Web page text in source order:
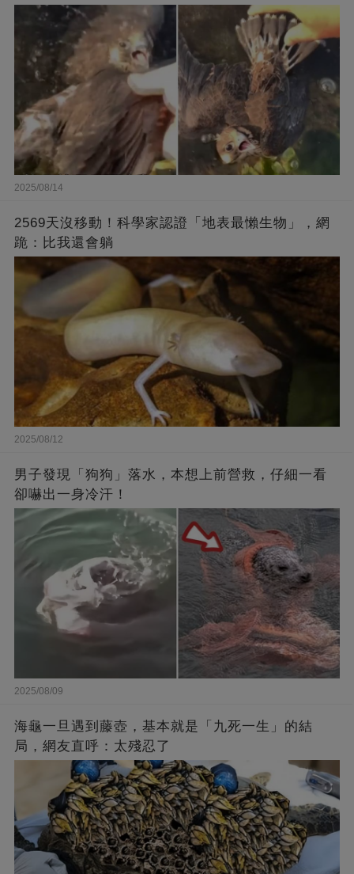
2025/08/14
2569天沒移動！科學家認證「地表最懶生物」，網
跪：比我還會躺
2025/08/12
男子發現「狗狗」落水，本想上前營救，仔細一看
卻嚇出一身冷汗！
2025/08/09
海龜一旦遇到藤壺，基本就是「九死一生」的結
局，網友直呼：太殘忍了